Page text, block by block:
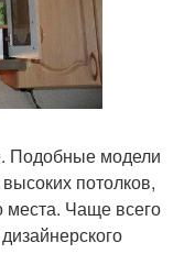
Подобные модели
потолков,
места. Чаще всего